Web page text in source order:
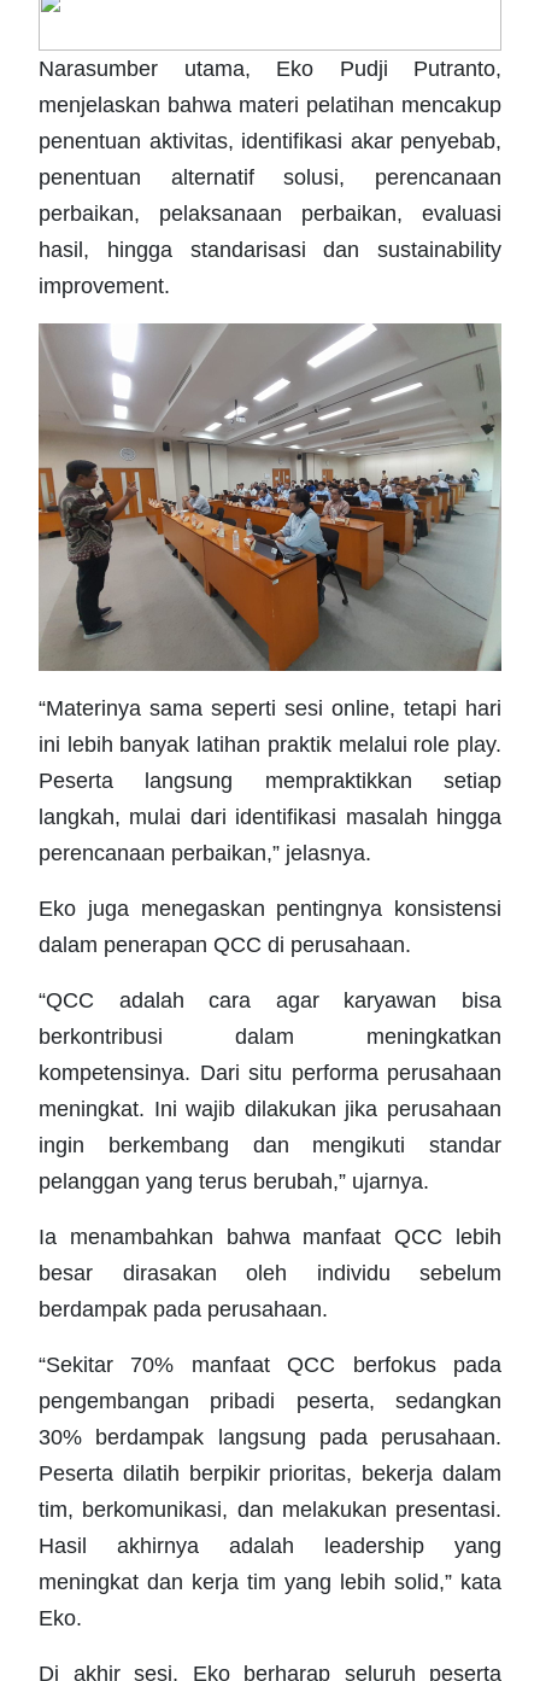
Narasumber utama, Eko Pudji Putranto,
menjelaskan bahwa materi pelatihan mencakup
penentuan aktivitas, identifikasi akar penyebab,
penentuan alternatif solusi, perencanaan
perbaikan, pelaksanaan perbaikan, evaluasi
hasil, hingga standarisasi dan sustainability
improvement.
“Materinya sama seperti sesi online, tetapi hari
ini lebih banyak latihan praktik melalui role play.
Peserta langsung mempraktikkan setiap
langkah, mulai dari identifikasi masalah hingga
perencanaan perbaikan,” jelasnya.
Eko juga menegaskan pentingnya konsistensi
dalam penerapan QCC di perusahaan.
“QCC adalah cara agar karyawan bisa
berkontribusi dalam meningkatkan
kompetensinya. Dari situ performa perusahaan
meningkat. Ini wajib dilakukan jika perusahaan
ingin berkembang dan mengikuti standar
pelanggan yang terus berubah,” ujarnya.
Ia menambahkan bahwa manfaat QCC lebih
besar dirasakan oleh individu sebelum
berdampak pada perusahaan.
“Sekitar 70% manfaat QCC berfokus pada
pengembangan pribadi peserta, sedangkan
30% berdampak langsung pada perusahaan.
Peserta dilatih berpikir prioritas, bekerja dalam
tim, berkomunikasi, dan melakukan presentasi.
Hasil akhirnya adalah leadership yang
meningkat dan kerja tim yang lebih solid,” kata
Eko.
Di akhir sesi, Eko berharap seluruh peserta